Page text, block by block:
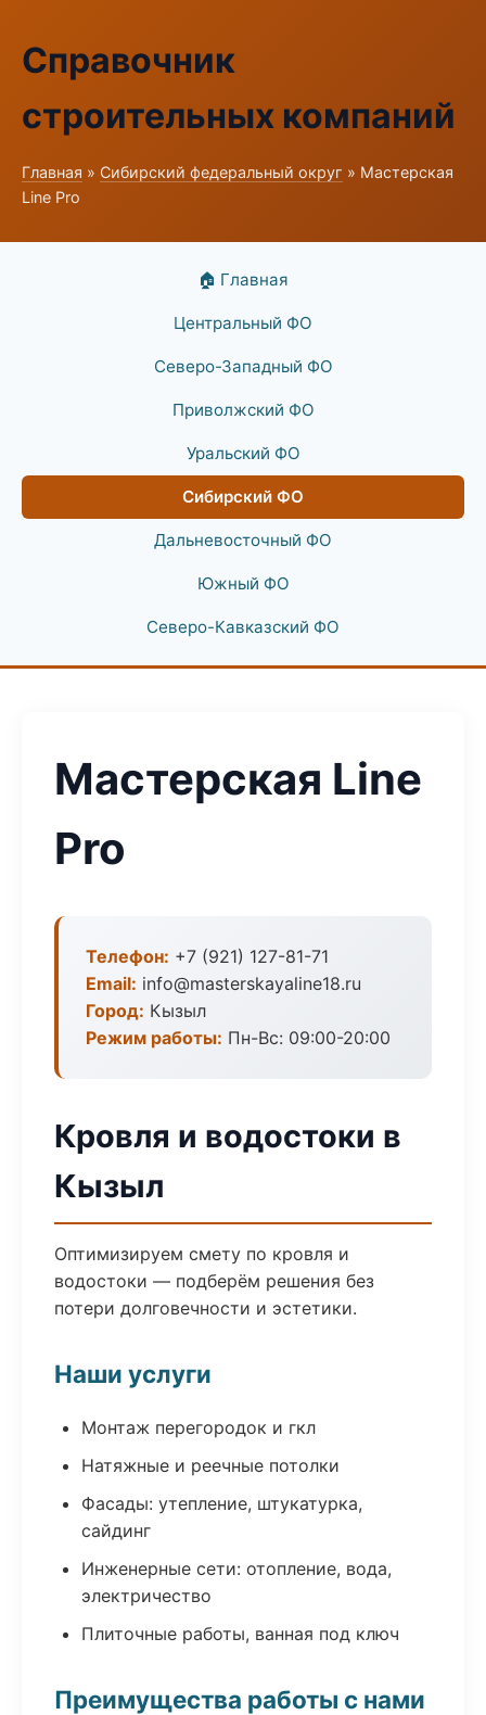
Справочник
строительных компаний
Главная » Сибирский федеральный округ » Мастерская
Line Pro
🏠 Главная
Центральный ФО
Северо-Западный ФО
Приволжский ФО
Уральский ФО
Сибирский ФО
Дальневосточный ФО
Южный ФО
Северо-Кавказский ФО
Мастерская Line
Pro
Телефон: +7 (921) 127-81-71
Email: info@masterskayaline18.ru
Город: Кызыл
Режим работы: Пн-Вс: 09:00-20:00
Кровля и водостоки в
Кызыл
Оптимизируем смету по кровля и
водостоки — подберём решения без
потери долговечности и эстетики.
Наши услуги
Монтаж перегородок и гкл
Натяжные и реечные потолки
Фасады: утепление, штукатурка,
сайдинг
Инженерные сети: отопление, вода,
электричество
Плиточные работы, ванная под ключ
Преимущества работы с нами